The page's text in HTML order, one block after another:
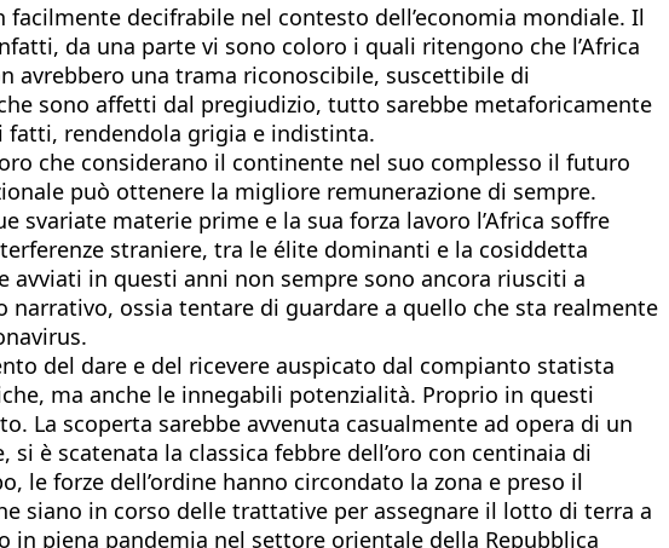
decifrabile nel contesto dell’economia mondiale. Il
da una parte vi sono coloro i quali ritengono che l’Africa
avrebbero una trama riconoscibile, suscettibile di
sono affetti dal pregiudizio, tutto sarebbe metaforicamente
fatti, rendendola grigia e indistinta.
che considerano il continente nel suo complesso il futuro
può ottenere la migliore remunerazione di sempre.
svariate materie prime e la sua forza lavoro l’Africa soffre
straniere, tra le élite dominanti e la cosiddetta
avviati in questi anni non sempre sono ancora riusciti a
ossia tentare di guardare a quello che sta realmente
del dare e del ricevere auspicato dal compianto statista
ma anche le innegabili potenzialità. Proprio in questi
La scoperta sarebbe avvenuta casualmente ad opera di un
è scatenata la classica febbre dell’oro con centinaia di
le forze dell’ordine hanno circondato la zona e preso il
siano in corso delle trattative per assegnare il lotto di terra a
piena pandemia nel settore orientale della Repubblica